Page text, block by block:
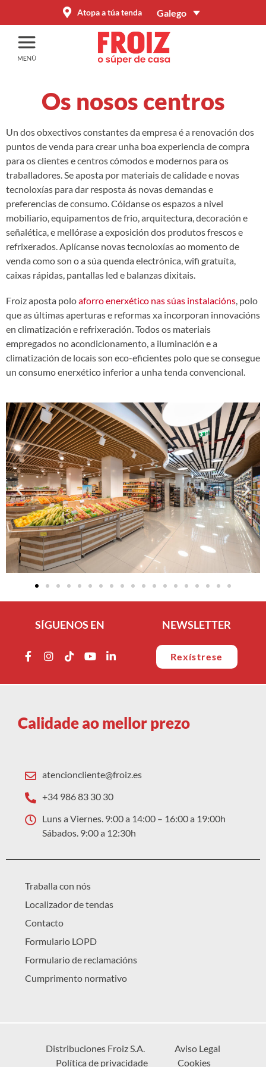
Atopa a túa tenda Galego
Os nosos centros
Un dos obxectivos constantes da empresa é a renovación dos
puntos de venda para crear unha boa experiencia de compra
para os clientes e centros cómodos e modernos para os
traballadores.Se aposta por materiais de calidade e novas
tecnoloxías paradar resposta ás novas demandas e
preferencias de consumo.Cóidanse os espazos a nivel
mobiliario, equipamentos de frio, arquitectura, decoración e
señalética, e mellórase a exposición dos produtos frescos e
refrixerados. Aplícanse novas tecnoloxías ao momento de
venda como son o a súa quenda electrónica, wifi gratuíta,
caixas rápidas, pantallas led e balanzas dixitais.
Froiz aposta poloaforro enerxético nas súas instalacións, polo
que as últimas aperturas e reformas xa incorporan innovacións
en climatización e refrixeración.Todos os materiais
empregados no acondicionamento, a iluminación e a
climatización de locais son eco-eficientes polo que se consegue
un consumo enerxético inferior a unha tenda convencional.
SÍGUENOS EN NEWSLETTER
Rexístrese
Calidade ao mellor prezo
atencioncliente@froiz.es
+34 986 83 30 30
Luns a Viernes. 9:00 a 14:00 – 16:00 a 19:00h
Sábados. 9:00 a 12:30h
Traballa con nós
Localizador de tendas
Contacto
Formulario LOPD
Formulario de reclamacións
Cumprimento normativo
Distribuciones Froiz S.A.
Aviso Legal
Política de privacidade
Cookies